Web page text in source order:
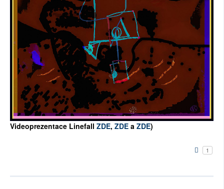
Videoprezentace Linefall ZDE, ZDE a ZDE)
1